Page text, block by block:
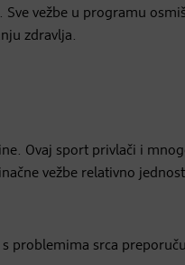
vežbe u programu
zdravlja.
Ovaj sport privlači i
vežbe relativno
problemima srca